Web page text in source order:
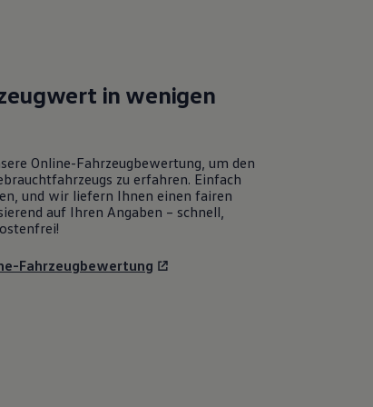
in wenigen
Online-Fahrzeugbewertung, um den
zu erfahren. Einfach
und wir liefern Ihnen einen fairen
auf Ihren Angaben – schnell,
Fahrzeugbewertung